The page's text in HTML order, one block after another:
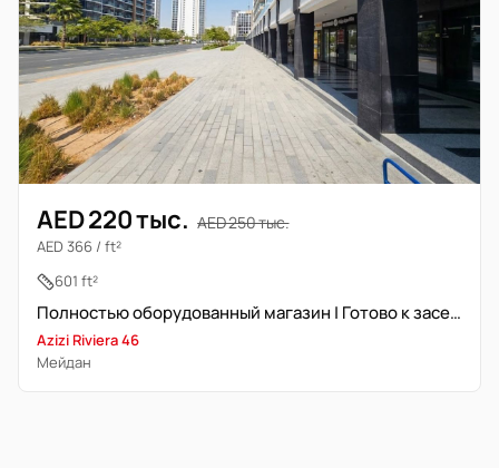
AED 220 тыс. AED 250 тыс.
AED 366 / ft²
601 ft²
Полностью оборудованный магазин | Готово к заселению | Вид на бульвар
Azizi Riviera 46
Мейдан